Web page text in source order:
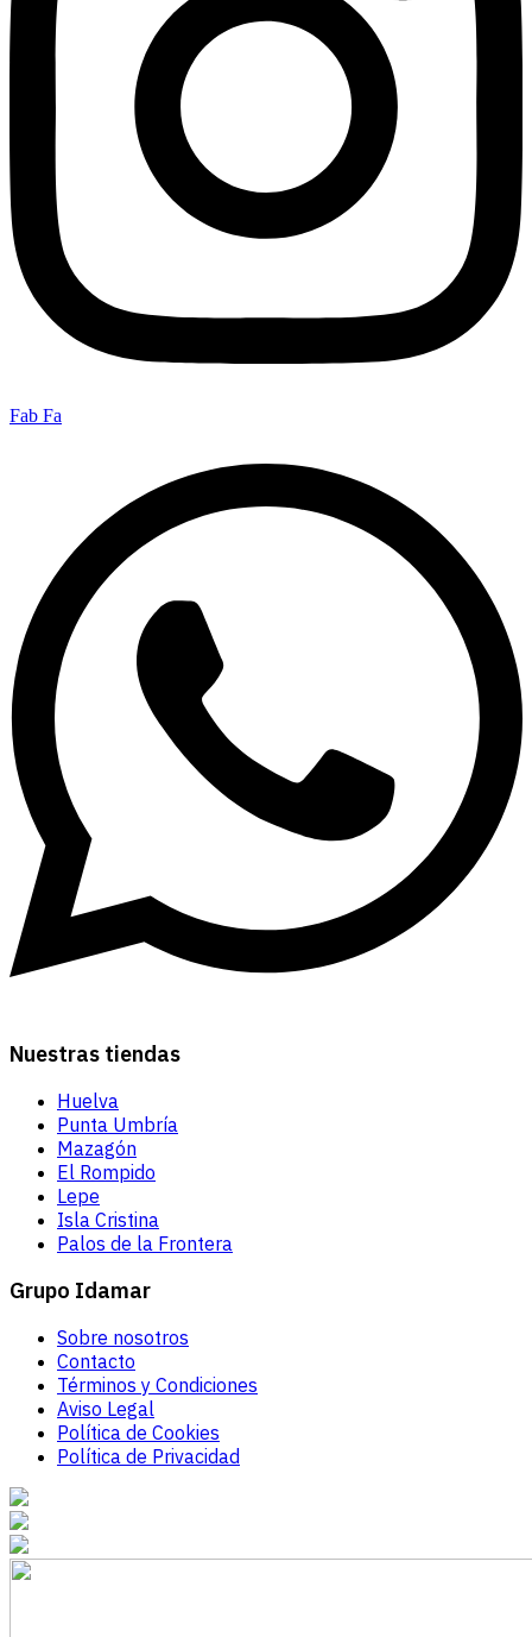
Fab Fa
Nuestras tiendas
Huelva
Punta Umbría
Mazagón
El Rompido
Lepe
Isla Cristina
Palos de la Frontera
Grupo Idamar
Sobre nosotros
Contacto
Términos y Condiciones
Aviso Legal
Política de Cookies
Política de Privacidad